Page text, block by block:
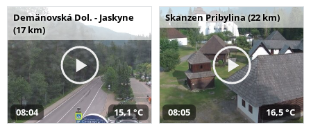
Demänovská Dol. - Jaskyne
(17 km)
08:04 15,1 °C
Skanzen Pribylina (22 km)
08:05 16,5 °C